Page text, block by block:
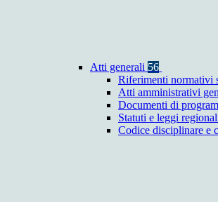
Atti generali 56
Riferimenti normativi
Atti amministrativi
Documenti di
Statuti e leggi
Codice disciplinare e